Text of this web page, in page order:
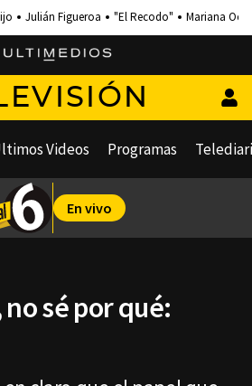
Julián Figueroa "El Recodo" Mariana
Videos Programas
En vivo
sé por qué: